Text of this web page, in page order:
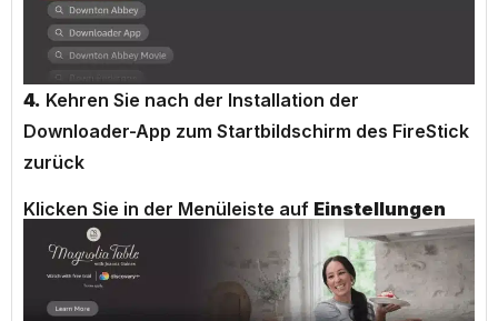
4. Kehren Sie nach der Installation der
Downloader-App zum Startbildschirm des FireStick
zurück
Klicken Sie in der Menüleiste auf Einstellungen